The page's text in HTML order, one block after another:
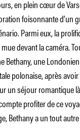
en plein cœur de
foisonnante d’un
Parmi eux, la
devant la caméra.
Bethany, une
polonaise, après
un séjour romantique
profiter de ce
Bethany a un tout